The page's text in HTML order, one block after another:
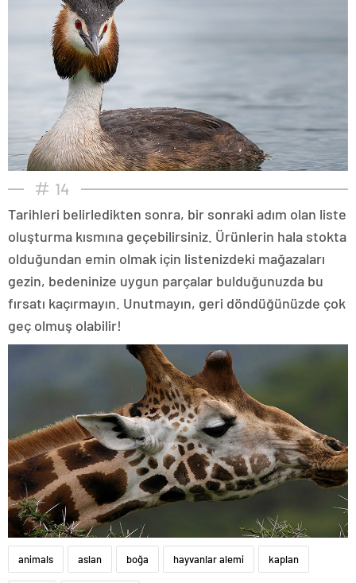
14
Tarihleri belirledikten sonra, bir sonraki adım olan liste
oluşturma kısmına geçebilirsiniz. Ürünlerin hala stokta
olduğundan emin olmak için listenizdeki mağazaları
gezin, bedeninize uygun parçalar bulduğunuzda bu
fırsatı kaçırmayın. Unutmayın, geri döndüğünüzde çok
geç olmuş olabilir!
animals aslan boğa hayvanlar alemi kaplan